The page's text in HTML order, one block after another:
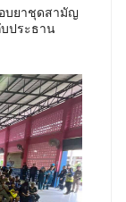
บยาชุดสามัญ
ประธาน